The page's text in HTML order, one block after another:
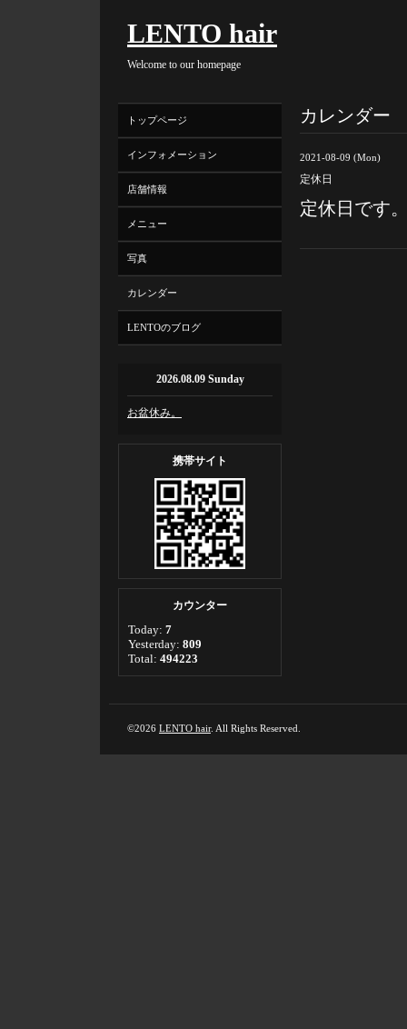
LENTO hair
Welcome to our homepage
カレンダー
2021-08-09 (Mon)
定休日
定休日です
トップページ
インフォメーション
店舗情報
メニュー
写真
カレンダー
LENTOのブログ
2026.08.09 Sunday
お盆休み。
携帯サイト
カウンター
Today: 7
Yesterday: 809
Total: 494223
©2026 LENTO hair. All Rights Reserved.